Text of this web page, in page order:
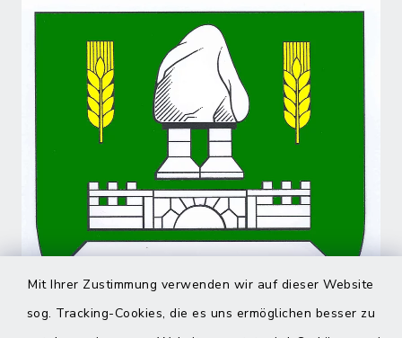
Mit Ihrer Zustimmung verwenden wir auf dieser Website
sog. Tracking-Cookies, die es uns ermöglichen besser zu